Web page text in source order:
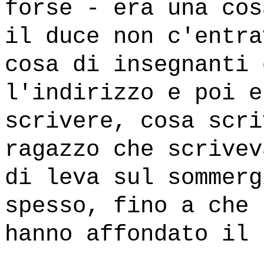
forse - era una
il duce non
cosa di insegnanti
l'indirizzo e poi
scrivere, cosa
ragazzo che
di leva sul
spesso, fino a che
hanno affondato il